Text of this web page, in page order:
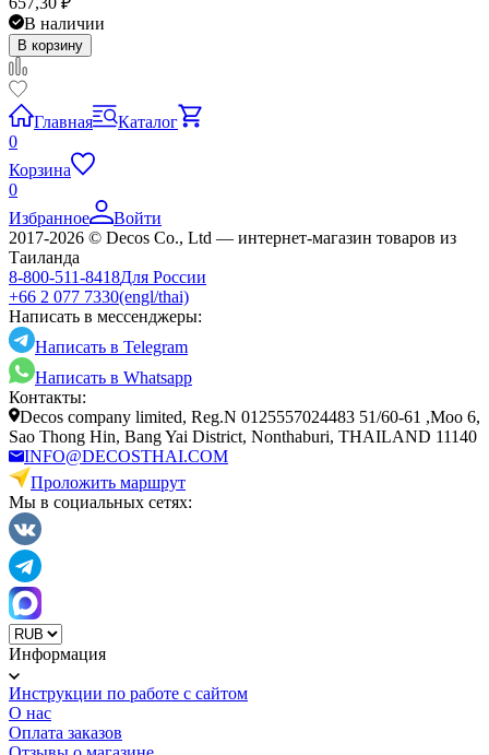
В наличии
В корзину
Главная
Каталог
0
Корзина
0
Избранное
Войти
2017-2026 © Decos Co., Ltd — интернет-магазин товаров из
Таиланда
8-800-511-8418Для России
+66 2 077 7330(engl/thai)
Написать в мессенджеры:
Написать в Telegram
Написать в Whatsapp
Контакты:
Decos company limited, Reg.N 0125557024483 51/60-61 ,Moo 6,
Sao Thong Hin, Bang Yai District, Nonthaburi, THAILAND 11140
INFO@DECOSTHAI.COM
Проложить маршрут
Мы в социальных сетях:
Информация
Инструкции по работе с сайтом
О нас
Оплата заказов